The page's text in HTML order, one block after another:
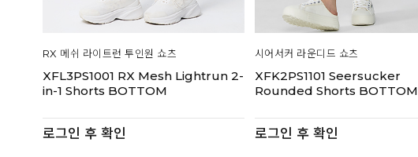
RX 메쉬 라이트런 투인원 쇼츠
XFL3PS1001 RX Mesh Lightrun 2-
in-1 Shorts BOTTOM
로그인 후 확인
시어서커 라운디드 쇼츠
XFK2PS1101 Seersucker
Rounded Shorts BOTTOM
로그인 후 확인